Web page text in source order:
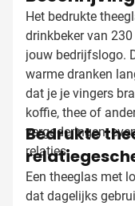
Het bedrukte
drinkbeker van
jouw bedrijfslogo.
warme dranken
dat je je vingers
koffie, thee of
vergaderingen,
relaties.
Bedrukte
Een theeglas met
dat dagelijks